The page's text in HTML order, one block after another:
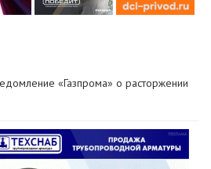
«Газпрома» о расторжении